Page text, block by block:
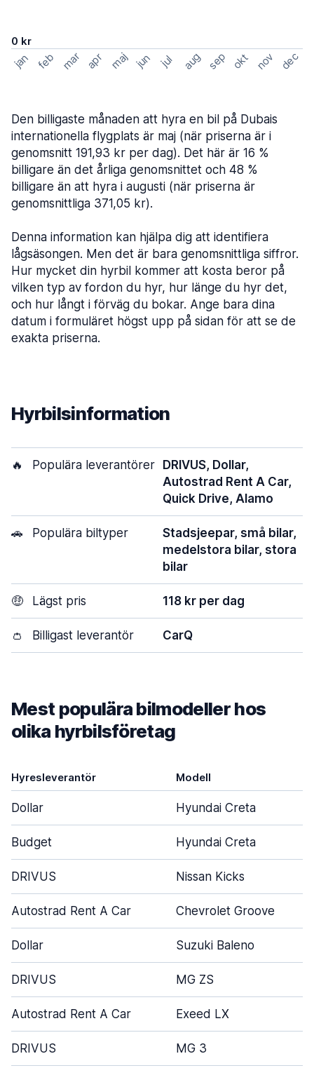
0 kr
jan feb mar apr maj jun jul aug sep okt nov dec
Den billigaste månaden att hyra en bil på Dubais
internationella flygplats är maj (när priserna är i
genomsnitt 191,93 kr per dag). Det här är 16 %
billigare än det årliga genomsnittet och 48 %
billigare än att hyra i augusti (när priserna är
genomsnittliga 371,05 kr).
Denna information kan hjälpa dig att identifiera
lågsäsongen. Men det är bara genomsnittliga siffror.
Hur mycket din hyrbil kommer att kosta beror på
vilken typ av fordon du hyr, hur länge du hyr det,
och hur långt i förväg du bokar. Ange bara dina
datum i formuläret högst upp på sidan för att se de
exakta priserna.
Hyrbilsinformation
🔥 Populära leverantörer
DRIVUS, Dollar,
Autostrad Rent A Car,
Quick Drive, Alamo
🚗 Populära biltyper
Stadsjeepar, små bilar,
medelstora bilar, stora
bilar
🤑 Lägst pris 118 kr per dag
👛 Billigast leverantör CarQ
Mest populära bilmodeller hos
olika hyrbilsföretag
Hyresleverantör Modell
Dollar Hyundai Creta
Budget Hyundai Creta
DRIVUS Nissan Kicks
Autostrad Rent A Car Chevrolet Groove
Dollar Suzuki Baleno
DRIVUS MG ZS
Autostrad Rent A Car Exeed LX
DRIVUS MG 3